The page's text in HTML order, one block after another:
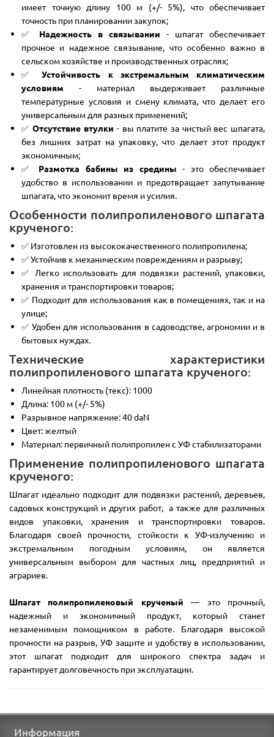
имеет точную длину 100 м (+/- 5%), что обеспечивает
точность при планировании закупок;
✅ Надежность в связывании - шпагат обеспечивает
прочное и надежное связывание, что особенно важно в
сельском хозяйстве и производственных отраслях;
✅Устойчивость к экстремальным климатическим
условиям - материал выдерживает различные
температурные условия и смену климата, что делает его
универсальным для разных применений;
✅Отсутствие втулки - вы платите за чистый вес шпагата,
без лишних затрат на упаковку, что делает этот продукт
экономичным;
✅ Размотка бабины из средины - это обеспечивает
удобство в использовании и предотвращает запутывание
шпагата, что экономит время и усилия.
Особенности полипропиленового шпагата
крученого:
✅ Изготовлен из высококачественного полипропилена;
✅ Устойчив к механическим повреждениям и разрыву;
✅ Легко использовать для подвязки растений, упаковки,
хранения и транспортировки товаров;
✅ Подходит для использования как в помещениях, так и на
улице;
✅ Удобен для использования в садоводстве, агрономии и в
бытовых нуждах.
Технические характеристики
полипропиленового шпагата крученого:
Линейная плотность (текс): 1000
Длина: 100 м (+/- 5%)
Разрывное напряжение: 40 daN
Цвет: желтый
Материал: первичный полипропилен с УФ стабилизаторами
Применение полипропиленового шпагата
крученого:
Шпагат идеально подходит для подвязки растений, деревьев,
садовых конструкций и других работ, а также для различных
видов упаковки, хранения и транспортировки товаров.
Благодаря своей прочности, стойкости к УФ-излучению и
экстремальным погодным условиям, он является
универсальным выбором для частных лиц, предприятий и
аграриев.
Шпагат полипропиленовый крученый— это прочный,
надежный и экономичный продукт, который станет
незаменимым помощником в работе. Благодаря высокой
прочности на разрыв, УФ защите и удобству в использовании,
этот шпагат подходит для широкого спектра задач и
гарантирует долговечность при эксплуатации.
Информация